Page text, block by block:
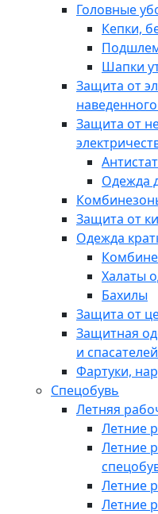
Головные
Кепки,
Шапки
Защита от
Защита от
Одежда
Защита от
Одежда
Халаты
Бахилы
Защита от
Защитная
и спасателей
Фартуки,
Спецобувь
Летняя
Летние
Летние
Летние
Летние